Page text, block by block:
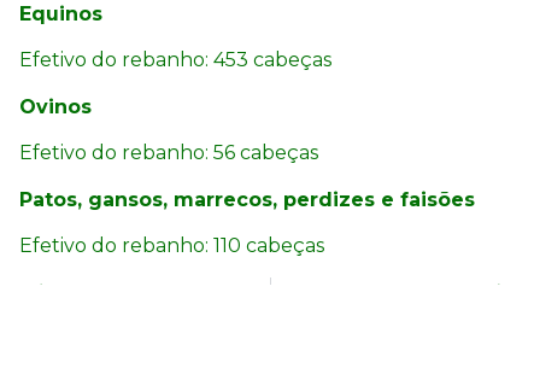
Equinos
Efetivo do rebanho: 453 cabeças
Ovinos
Efetivo do rebanho: 56 cabeças
Patos, gansos, marrecos, perdizes e faisões
Efetivo do rebanho: 110 cabeças